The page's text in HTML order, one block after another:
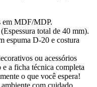
em MDF/MDP.
total de 40 mm).
espuma D-20 e costura
ou acessórios
a ficha técnica completa
o que você espera!